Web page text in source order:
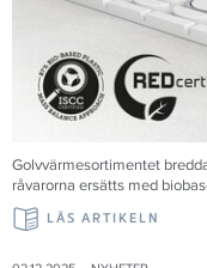
Golvvärmesortimentet
råvarorna ersätts med
LÄS ARTIKELN